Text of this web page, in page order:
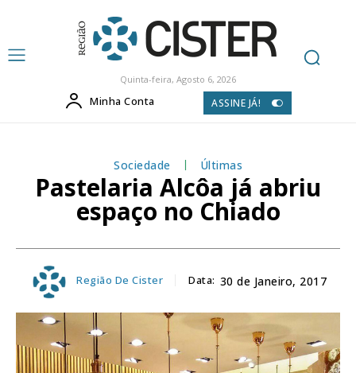
Quinta-feira, Agosto 6, 2026
Minha Conta ASSINE JÁ!
Sociedade Últimas
Pastelaria Alcôa já abriu
espaço no Chiado
Região De Cister Data: 30 de Janeiro, 2017